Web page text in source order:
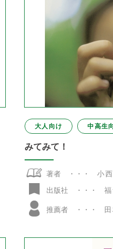
大人向け 中高生
みてみて！
著者
小
出版社
推薦者